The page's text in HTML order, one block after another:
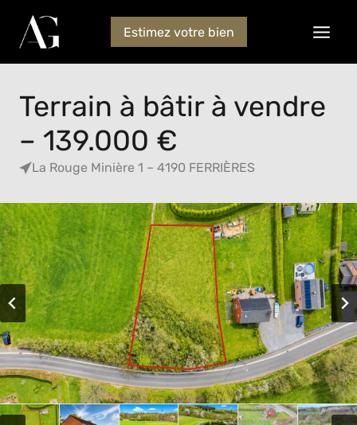
Estimez votre bien
Terrain à bâtir à vendre
– 139.000 €
La Rouge Minière 1 – 4190 FERRIÈRES